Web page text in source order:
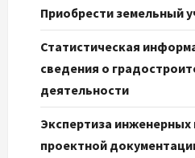
Приобрести земельный
Статистическая
сведения о
деятельности
Экспертиза инженерных
проектной